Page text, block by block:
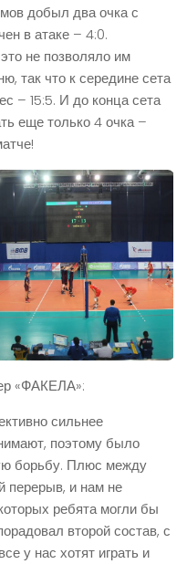
добыл два очка с
в атаке – 4:0.
не позволяло им
так что к середине сета
– 15:5. И до конца сета
еще только 4 очка –
«ФАКЕЛА»:
сильнее
поэтому было
борьбу. Плюс между
перерыв, и нам не
ребята могли бы
второй состав, с
у нас хотят играть и